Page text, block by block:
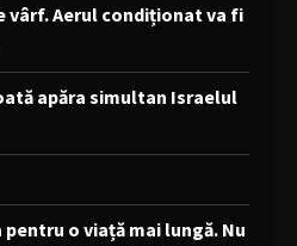
vârf. Aerul condiționat va fi
apăra simultan Israelul
o viață mai lungă. Nu